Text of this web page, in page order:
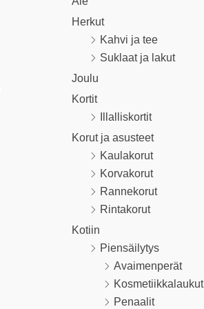
Herkut
Kahvi ja tee
Suklaat ja lakut
Joulu
Kortit
Illalliskortit
Korut ja asusteet
Kaulakorut
Korvakorut
Rannekorut
Rintakorut
Kotiin
Piensäilytys
Avaimenperät
Kosmetiikkalaukut
Penaalit